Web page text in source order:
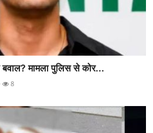
मामला पुलिस से कोर...
8